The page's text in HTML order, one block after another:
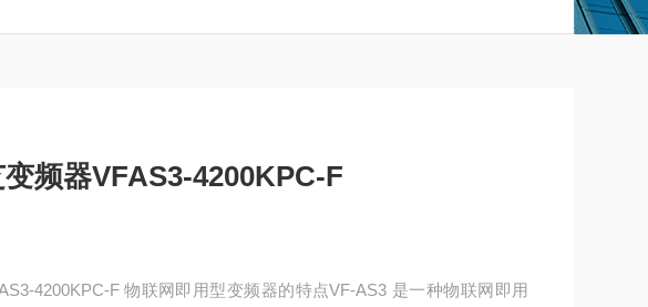
频器VFAS3-4200KPC-F
4200KPC-F 物联网即用型变频器的特点VF-AS3 是一种物联网即用